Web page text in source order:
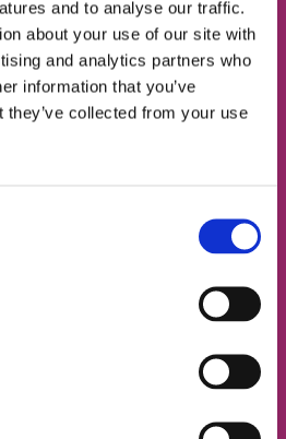
and to analyse our traffic.
about your use of our site with
and analytics partners who
information that you’ve
they’ve collected from your use